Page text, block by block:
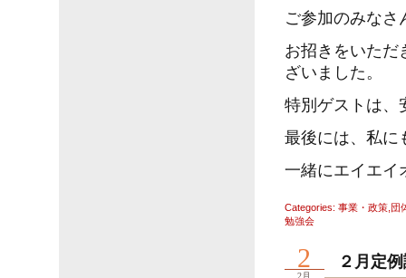
ご参加のみなさ
お招きをいただ
ざいました。
特別ゲストは、
最後には、私に
一緒にエイエイ
Categories: 事業・政策, 団
勉強会
２月定
2
2月